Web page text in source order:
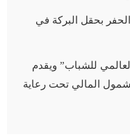
بحقل البركة في
للشباب” ويقدم
المالي تحت رعاية